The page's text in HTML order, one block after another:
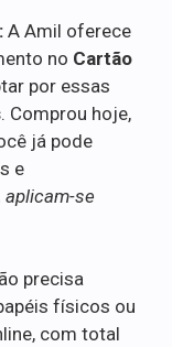
A Amil oferece
no Cartão
por essas
. Comprou hoje,
já pode
e
aplicam-se
precisa
físicos ou
com total